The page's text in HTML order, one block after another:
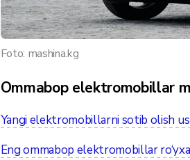
Foto: mashina.kg
Ommabop elektromobillar
Yangi elektromobillarni sotib olish
Eng ommabop elektromobillar